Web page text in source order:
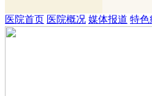
医院首页 医院概况 媒体报道 特色